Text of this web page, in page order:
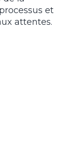
et
attentes.